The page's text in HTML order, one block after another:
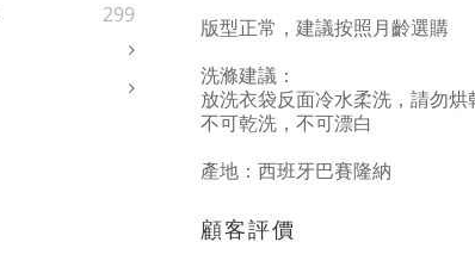
299
版型正常，建議按照月齡選購
洗滌建議：
放洗衣袋反面冷水柔洗，請勿
不可乾洗，不可漂白
產地：西班牙巴賽隆納
顧客評價